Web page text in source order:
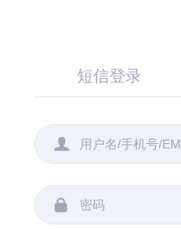
短信登录

